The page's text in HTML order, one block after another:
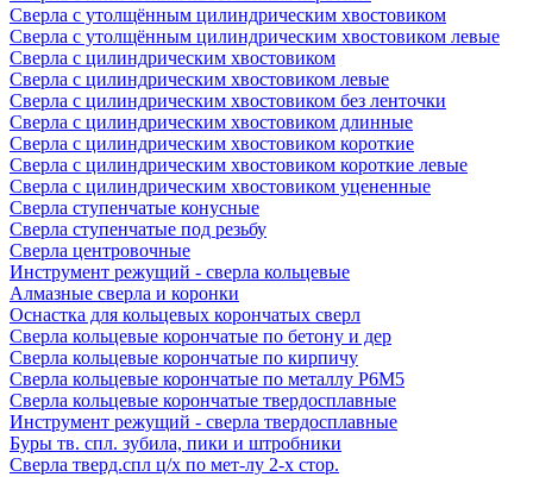
Сверла с утолщённым цилиндрическим хвостовиком
Сверла с утолщённым цилиндрическим хвостовиком левые
Сверла с цилиндрическим хвостовиком
Сверла с цилиндрическим хвостовиком левые
Сверла с цилиндрическим хвостовиком без ленточки
Сверла с цилиндрическим хвостовиком длинные
Сверла с цилиндрическим хвостовиком короткие
Сверла с цилиндрическим хвостовиком короткие левые
Сверла с цилиндрическим хвостовиком уцененные
Сверла ступенчатые конусные
Сверла ступенчатые под резьбу
Сверла центровочные
Инструмент режущий - сверла кольцевые
Алмазные сверла и коронки
Оснастка для кольцевых корончатых сверл
Сверла кольцевые корончатые по бетону и дер
Сверла кольцевые корончатые по кирпичу
Сверла кольцевые корончатые по металлу Р6М5
Сверла кольцевые корончатые твердосплавные
Инструмент режущий - сверла твердосплавные
Буры тв. спл. зубила, пики и штробники
Сверла тверд.спл ц/х по мет-лу 2-х стор.